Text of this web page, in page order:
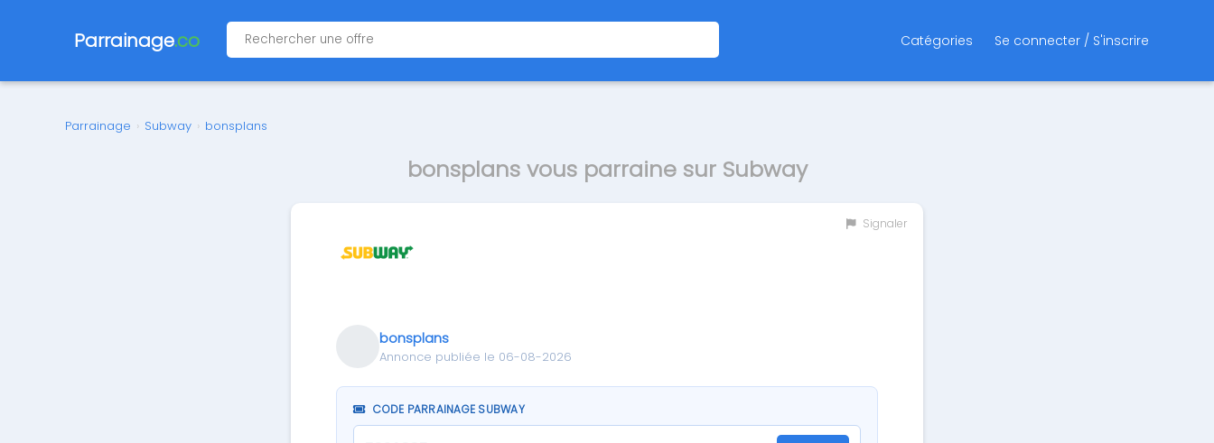
Parrainage.co Catégories Se connecter / S'inscrire
Parrainage › Subway › bonsplans
bonsplans vous parraine sur Subway
Signaler
bonsplans
Annonce publiée le 06-08-2026
CODE PARRAINAGE SUBWAY